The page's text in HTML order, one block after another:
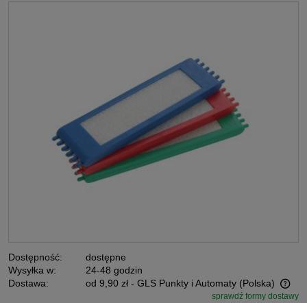
Dostępność:
dostępne
Wysyłka w:
24-48 godzin
Dostawa:
od 9,90 zł - GLS Punkty i Automaty (Polska)
Cena nie zawiera ewentualnych kosztów płatnościsprawdź formy dostawy